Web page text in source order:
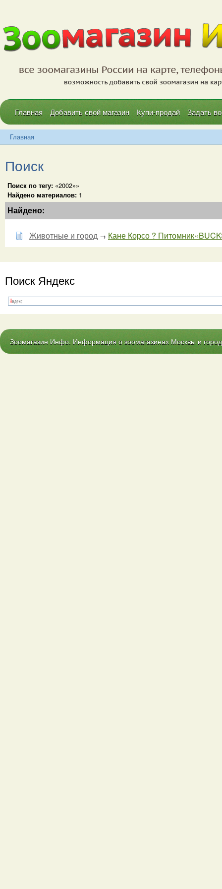
Главная Добавить свой магазин Купи-продай Задать
Главная
Поиск
Поиск по тегу: «2002»»
Найдено материалов: 1
Найдено:
Животные и город → Кане Корсо ?
Поиск Яндекс
Зоомагазин Инфо. Информация о зоомагазинах Москвы и